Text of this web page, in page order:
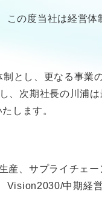
の度当社は経営体
とし、更なる事業
、次期社長の川浦
します。
産、サプライチェ
Vision2030/中期経